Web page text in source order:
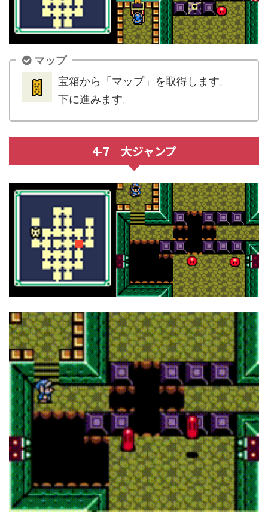
マップ
宝箱から「マップ」を取得します。
下に進みます。
4-7 大ジャンプ